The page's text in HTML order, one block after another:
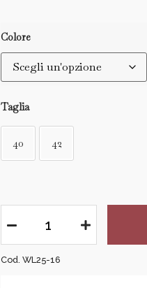
Colore
Taglia
40 42
Cod. WL25-16